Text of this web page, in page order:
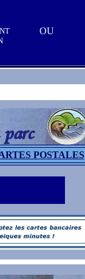
OU
POSTALES